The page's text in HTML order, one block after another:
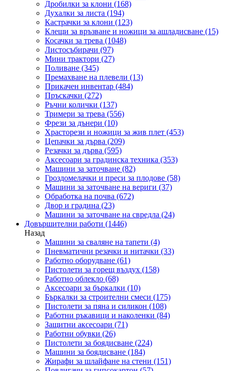
Дробилки за клони (168)
Духалки за листа (194)
Кастрачки за клони (123)
Клещи за връзване и ножици за ашладисване (15)
Косачки за трева (1048)
Листосъбирачи (97)
Мини трактори (27)
Поливане (345)
Премахване на плевели (13)
Прикачен инвентар (484)
Пръскачки (272)
Ръчни колички (137)
Тримери за трева (556)
Фрези за дънери (10)
Храсторези и ножици за жив плет (453)
Цепачки за дърва (209)
Резачки за дърва (595)
Аксесоари за градинска техника (353)
Машини за заточване (82)
Гроздомелачки и преси за плодове (58)
Машини за заточване на вериги (37)
Обработка на почва (672)
Двор и градина (23)
Машини за заточване на свредла (24)
Довършителни работи (1446)
Назад
Машини за сваляне на тапети (4)
Пневматични резачки и нитачки (33)
Работно оборудване (61)
Пистолети за горещ въздух (158)
Работно облекло (68)
Аксесоари за бъркалки (10)
Бъркалки за строителни смеси (175)
Пистолети за пяна и силикон (108)
Работни ръкавици и наколенки (84)
Защитни аксесоари (71)
Работни обувки (26)
Пистолети за боядисване (224)
Машини за боядисване (184)
Жирафи за шлайфане на стени (151)